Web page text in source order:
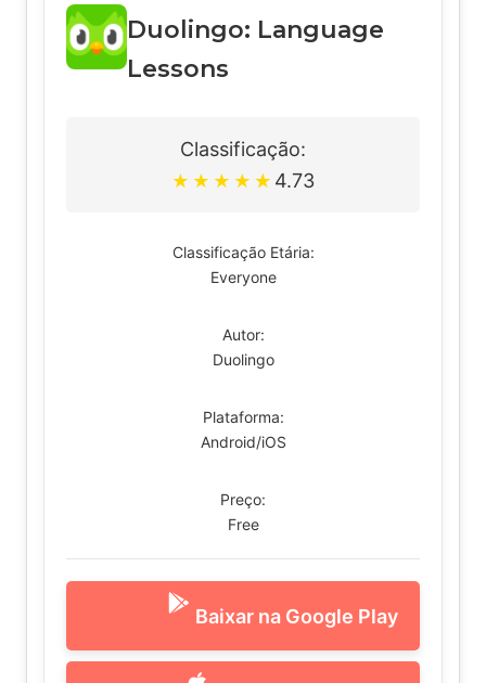
Duolingo: Language
Lessons
Classificação:
★ ★ ★ ★ ★ 4.73
Classificação Etária:
Everyone
Autor:
Duolingo
Plataforma:
Android/iOS
Preço:
Free
Baixar na Google Play